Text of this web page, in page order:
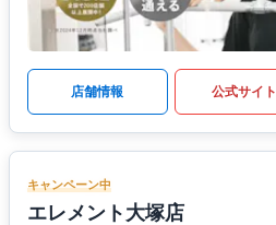
店舗情報 公式サイト
キャンペーン中
エレメント大塚店